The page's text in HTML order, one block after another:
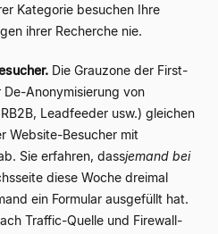
Kategorie besuchen Ihre
ihrer Recherche nie.
Die Grauzone der First-
Anonymisierung von
Leadfeeder usw.) gleichen
Website-Besucher mit
Sie erfahren, dassjemand bei
diese Woche dreimal
ein Formular ausgefüllt hat.
Traffic-Quelle und Firewall-